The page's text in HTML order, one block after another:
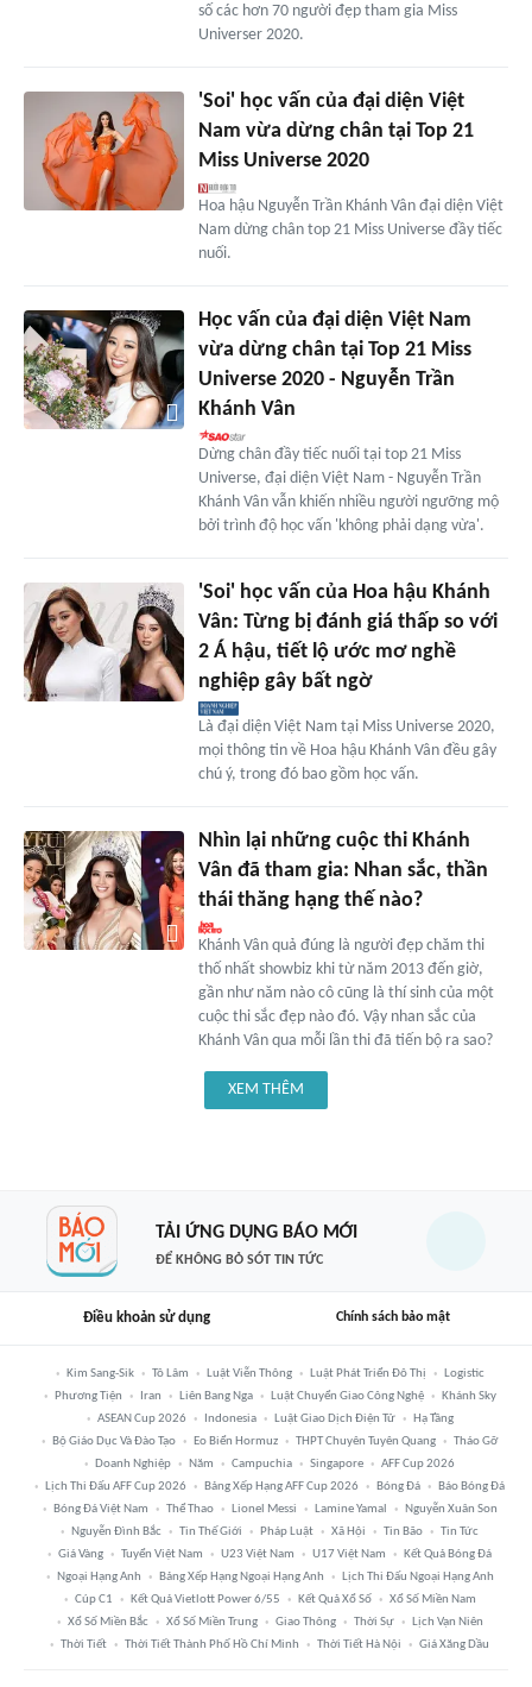
số các hơn 70 người đẹp tham gia Miss
Universer 2020.
'Soi' học vấn của đại diện Việt
Nam vừa dừng chân tại Top 21
Miss Universe 2020
Hoa hậu Nguyễn Trần Khánh Vân đại diện Việt
Nam dừng chân top 21 Miss Universe đầy tiếc
nuối.
Học vấn của đại diện Việt Nam
vừa dừng chân tại Top 21 Miss
Universe 2020 - Nguyễn Trần
Khánh Vân
Dừng chân đầy tiếc nuối tại top 21 Miss
Universe, đại diện Việt Nam - Nguyễn Trần
Khánh Vân vẫn khiến nhiều người ngưỡng mộ
bởi trình độ học vấn 'không phải dạng vừa'.
'Soi' học vấn của Hoa hậu Khánh
Vân: Từng bị đánh giá thấp so với
2 Á hậu, tiết lộ ước mơ nghề
nghiệp gây bất ngờ
Là đại diện Việt Nam tại Miss Universe 2020,
mọi thông tin về Hoa hậu Khánh Vân đều gây
chú ý, trong đó bao gồm học vấn.
Nhìn lại những cuộc thi Khánh
Vân đã tham gia: Nhan sắc, thần
thái thăng hạng thế nào?
Khánh Vân quả đúng là người đẹp chăm thi
thố nhất showbiz khi từ năm 2013 đến giờ,
gần như năm nào cô cũng là thí sinh của một
cuộc thi sắc đẹp nào đó. Vậy nhan sắc của
Khánh Vân qua mỗi lần thi đã tiến bộ ra sao?
XEM THÊM
TẢI ỨNG DỤNG BÁO MỚI
ĐỂ KHÔNG BỎ SÓT TIN TỨC
Điều khoản sử dụng Chính sách bảo mật
Kim Sang-Sik Tô Lâm Luật Viễn Thông Luật Phát Triển Đô Thị
Logistic
Phương Tiện
Iran Liên Bang Nga Luật Chuyển Giao Công Nghệ
Khánh Sky
ASEAN Cup 2026
Indonesia Luật Giao Dịch Điện Tử
Hạ Tầng
Bộ Giáo Dục Và Đào Tạo
Eo Biển Hormuz THPT Chuyên Tuyên Quang
Tháo Gỡ
Doanh Nghiệp
Năm Campuchia Singapore
AFF Cup 2026
Lịch Thi Đấu AFF Cup 2026
Bảng Xếp Hạng AFF Cup 2026 Bóng Đá
Báo Bóng Đá
Bóng Đá Việt Nam
Thể Thao Lionel Messi Lamine Yamal
Nguyễn Xuân Son
Nguyễn Đình Bắc
Tin Thế Giới Pháp Luật Xã Hội Tin Bão
Tin Tức
Giá Vàng
Tuyển Việt Nam U23 Việt Nam U17 Việt Nam
Kết Quả Bóng Đá
Ngoại Hạng Anh
Bảng Xếp Hạng Ngoại Hạng Anh
Lịch Thi Đấu Ngoại Hạng Anh
Cúp C1
Kết Quả Vietlott Power 6/55 Kết Quả Xổ Số
Xổ Số Miền Nam
Xổ Số Miền Bắc
Xổ Số Miền Trung Giao Thông Thời Sự
Lịch Vạn Niên
Thời Tiết
Thời Tiết Thành Phố Hồ Chí Minh Thời Tiết Hà Nội Giá Xăng Dầu